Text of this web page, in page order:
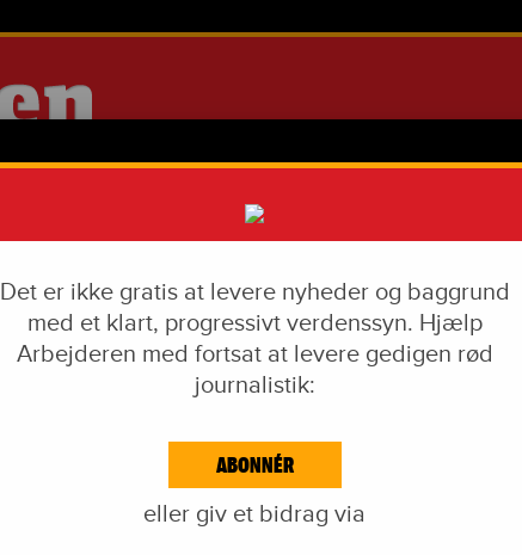
LIVSSTIL
IDÉKAMP KULTUR BLOGS
Det er ikke gratis at levere nyheder og baggrund
med et klart, progressivt verdenssyn. Hjælp
Arbejderen med fortsat at levere gedigen rød
journalistik:
ABONNÉR
eller giv et bidrag via